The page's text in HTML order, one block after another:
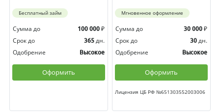
Бесплатный займ
Сумма до 100 000 ₽
Срок до
365 дн.
Одобрение
Высокое
Оформить
Мгновенное оформление
Сумма до 30 000 ₽
Срок до
30 дн.
Одобрение
Высокое
Оформить
Лицензия ЦБ РФ №651303552003006